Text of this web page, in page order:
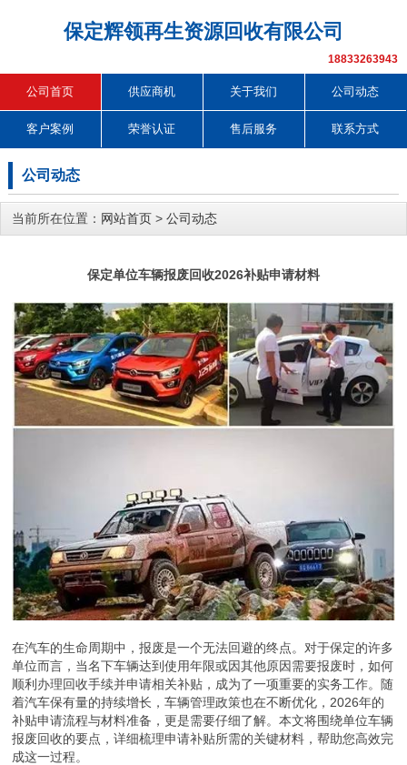
保定辉领再生资源回收有限公司
18833263943
公司首页 供应商机 关于我们 公司动态
客户案例 荣誉认证 售后服务 联系方式
公司动态
当前所在位置： 网站首页 > 公司动态
保定单位车辆报废回收2026补贴申请材料
在汽车的生命周期中，报废是一个无法回避的终点。对于保定的许多
单位而言，当名下车辆达到使用年限或因其他原因需要报废时，如何
顺利办理回收手续并申请相关补贴，成为了一项重要的实务工作。随
着汽车保有量的持续增长，车辆管理政策也在不断优化，2026年的
补贴申请流程与材料准备，更是需要仔细了解。本文将围绕单位车辆
报废回收的要点，详细梳理申请补贴所需的关键材料，帮助您高效完
成这一过程。